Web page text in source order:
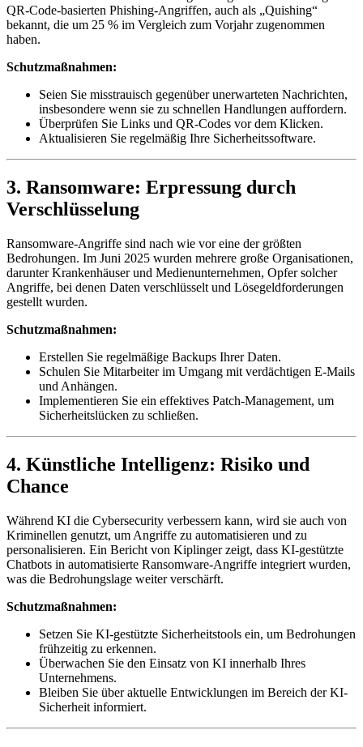
QR-Code-basierten Phishing-Angriffen, auch als „Quishing“
bekannt, die um 25 % im Vergleich zum Vorjahr zugenommen
haben.
Schutzmaßnahmen:
Seien Sie misstrauisch gegenüber unerwarteten Nachrichten,
insbesondere wenn sie zu schnellen Handlungen auffordern.
Überprüfen Sie Links und QR-Codes vor dem Klicken.
Aktualisieren Sie regelmäßig Ihre Sicherheitssoftware.
3. Ransomware: Erpressung durch
Verschlüsselung
Ransomware-Angriffe sind nach wie vor eine der größten
Bedrohungen. Im Juni 2025 wurden mehrere große Organisationen,
darunter Krankenhäuser und Medienunternehmen, Opfer solcher
Angriffe, bei denen Daten verschlüsselt und Lösegeldforderungen
gestellt wurden.
Schutzmaßnahmen:
Erstellen Sie regelmäßige Backups Ihrer Daten.
Schulen Sie Mitarbeiter im Umgang mit verdächtigen E-Mails
und Anhängen.
Implementieren Sie ein effektives Patch-Management, um
Sicherheitslücken zu schließen.
4. Künstliche Intelligenz: Risiko und
Chance
Während KI die Cybersecurity verbessern kann, wird sie auch von
Kriminellen genutzt, um Angriffe zu automatisieren und zu
personalisieren. Ein Bericht von Kiplinger zeigt, dass KI-gestützte
Chatbots in automatisierte Ransomware-Angriffe integriert wurden,
was die Bedrohungslage weiter verschärft.
Schutzmaßnahmen:
Setzen Sie KI-gestützte Sicherheitstools ein, um Bedrohungen
frühzeitig zu erkennen.
Überwachen Sie den Einsatz von KI innerhalb Ihres
Unternehmens.
Bleiben Sie über aktuelle Entwicklungen im Bereich der KI-
Sicherheit informiert.